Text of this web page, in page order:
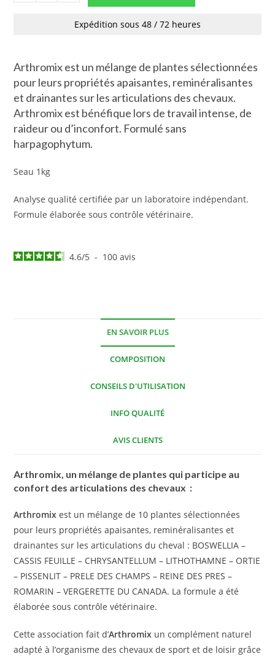
Expédition sous 48 / 72 heures
Arthromix est un mélange de plantes sélectionnées
pour leurs propriétés apaisantes, reminéralisantes
et drainantes sur les articulations des chevaux.
Arthromix est bénéfique lors de travail intense, de
raideur ou d’inconfort. Formulé sans
harpagophytum.
Seau 1kg
Analyse qualité certifiée par un laboratoire indépendant.
Formule élaborée sous contrôle vétérinaire.
4.6/5 - 100avis
EN SAVOIR PLUS
COMPOSITION
CONSEILS D'UTILISATION
INFO QUALITÉ
AVIS CLIENTS
Arthromix, un mélange de plantes qui participe au
confort des articulations des chevaux :
Arthromixest un mélange de 10 plantes sélectionnées
pour leurs propriétés apaisantes, reminéralisantes et
drainantes sur les articulations du cheval : BOSWELLIA –
CASSIS FEUILLE – CHRYSANTELLUM – LITHOTHAMNE – ORTIE
– PISSENLIT – PRELE DES CHAMPS – REINE DES PRES –
ROMARIN – VERGERETTE DU CANADA. La formule a été
élaborée sous contrôle vétérinaire.
Cette association fait d’Arthromix un complément naturel
adapté à l’organisme des chevaux de sport et de loisir grâce